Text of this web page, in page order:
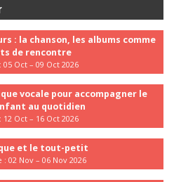
: la chanson, les albums comme
de rencontre
05 Oct – 09 Oct 2026
vocale pour accompagner le
au quotidien
12 Oct – 16 Oct 2026
et le tout-petit
02 Nov – 06 Nov 2026